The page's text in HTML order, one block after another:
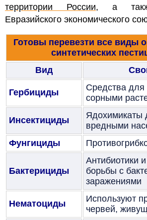
территории России, а
Евразийского экономического
Готовы перевезти все виды
синтетических
Вид
Гербициды
Средства для
сорными
Инсектициды
Ядохимикаты
вредными
Фунгициды
Бактерициды
Антибиотики
борьбы с
заражениями
Нематоциды
Используют
червей,